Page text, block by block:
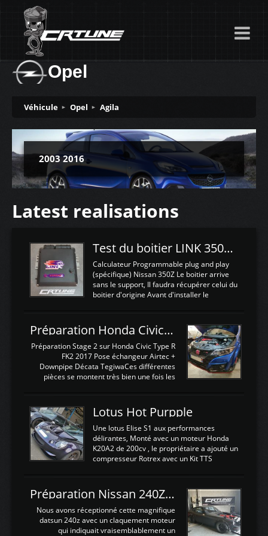
Opel
Véhicule Opel Agila
2003 2016
Latest realisations
Test du boitier LINK 350Z Plugin ECU
Calculateur Programmable plug and play
(spécifique) Nissan 350Z Le boitier arrive
sans le support, Il faudra récupérer celui du
boitier d'origine Avant d'installer le
d'envoyer l'information de la large bande
dans le boitier. sydney sweeney deepfake
La sortie 0-5V de l'afr sera connectée sur
l'entrée AN Volt 8 et GndAN pour
Analogique, et Volt car l'information est une
tension (Pas une résistance variable d'un
est temps de brancher le ...
Préparation Honda Civic Type R FK2
Préparation Stage 2 sur Honda Civic Type R
FK2 2017 Pose échangeur Airtec +
Downpipe Décata TegiwaCes différentes
pièces se montent très bien une fois les
légere découpe du plastique inferieur,
negénant en rien la structure ou le
fonctionnement du fond plat. Une
reprogrammation Stage 2 est faite sur le
calculateur d'origine. Une alternative
économique au passage sur Hondata
d'origine 310cv et 400Nn , Une fois
reprogrammé et les ...
Lotus Hot Purpple
Une lotus Elise S1 aux performances
délirantes, Monté avec un moteur Honda
K20A2 de 200cv , le propriétaire a ajouté un
compresseur Rotrex avec un Kit TTS
d'augmenter la puissance de son moteur:
un watercooler a été ajouté. 300Cv sans
échangeurLa lotus équipée d'un Hondata
Kpro et d'une large bande pour le réglage
Avantages et inconvénients d'un
Préparation Nissan 240Z SR20DET
Nous avons réceptionné cette magnifique
datsun 240z avec un claquement moteur
qui indiquait vraisemblablement un